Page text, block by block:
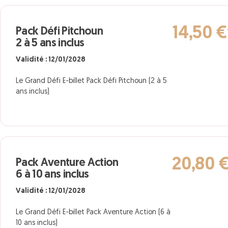
Pack Défi Pitchoun
2 à 5 ans inclus
Validité : 12/01/2028
Le Grand Défi E-billet Pack Défi Pitchoun (2 à 5
ans inclus)
14,50 €
Pack Aventure Action
6 à 10 ans inclus
Validité : 12/01/2028
Le Grand Défi E-billet Pack Aventure Action (6 à
10 ans inclus)
20,80